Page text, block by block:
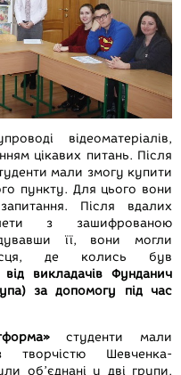
відеоматеріалів,
цікавих питань. Після
мали змогу купити
пункту. Для цього вони
Після вдалих
з зашифрованою
її, вони могли
де колись був
викладачів Фунданич
за допомогу під час
студенти мали
творчістю Шевченка-
об’єднані у дві групи.